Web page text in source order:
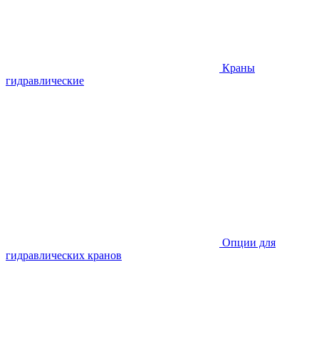
Краны
гидравлические
Опции для
гидравлических кранов